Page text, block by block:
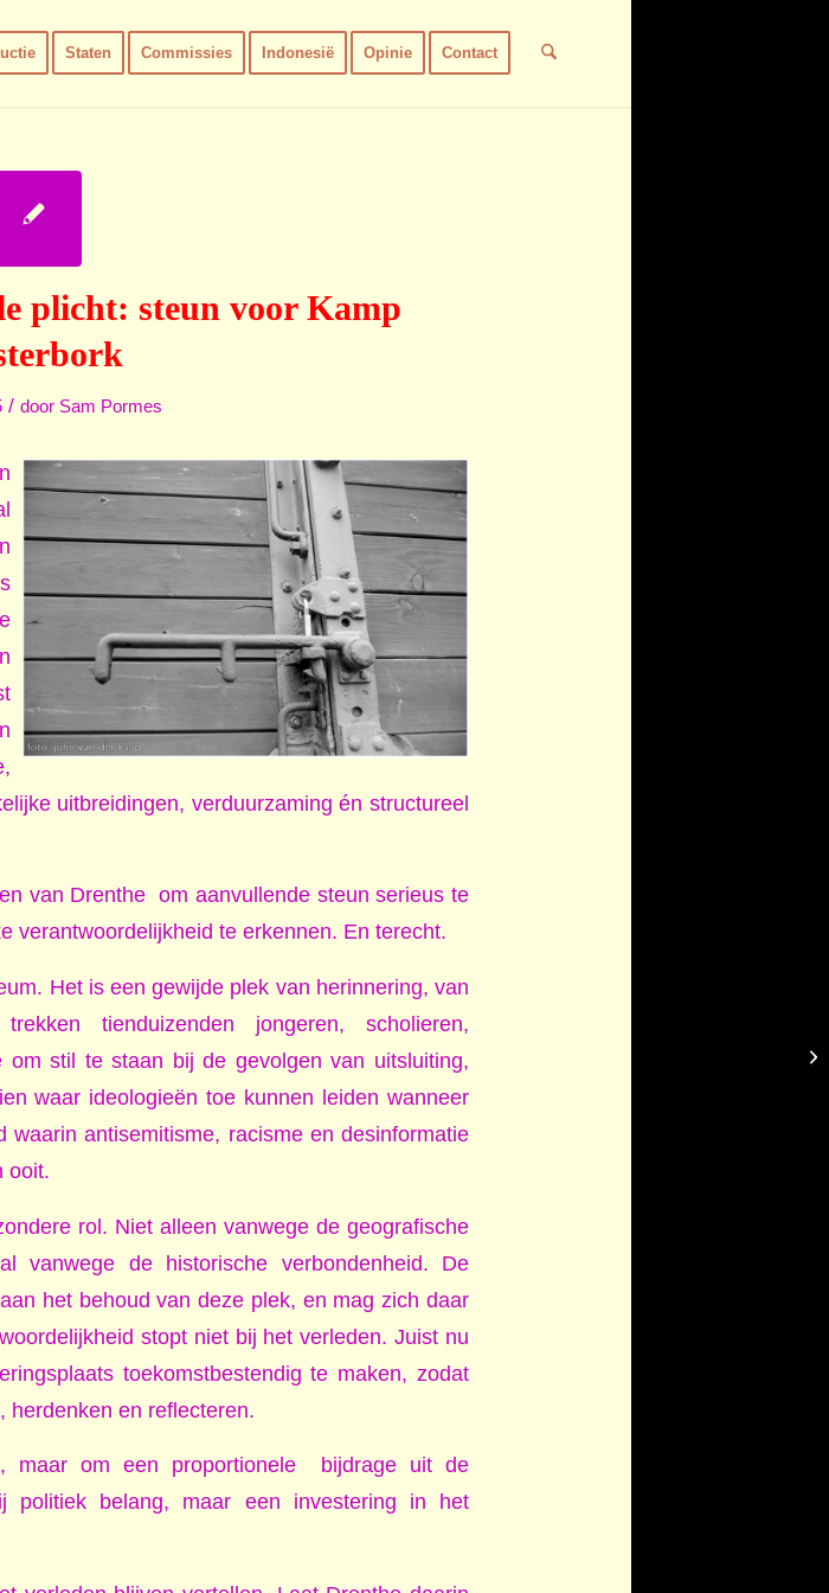
Staten Commissies Indonesië Opinie Contact
plicht: steun voor Kamp
/ door Sam Pormes
uitbreidingen, verduurzaming én structureel
van Drenthe om aanvullende steun serieus te
verantwoordelijkheid te erkennen. En terecht.
Het is een gewijde plek van herinnering, van
tienduizenden jongeren, scholieren,
om stil te staan bij de gevolgen van uitsluiting,
waar ideologieën toe kunnen leiden wanneer
antisemitisme, racisme en desinformatie
ooit.
rol. Niet alleen vanwege de geografische
vanwege de historische verbondenheid. De
het behoud van deze plek, en mag zich daar
stopt niet bij het verleden. Juist nu
toekomstbestendig te maken, zodat
herdenken en reflecteren.
maar om een proportionele
bijdrage uit de
politiek belang, maar een investering in het